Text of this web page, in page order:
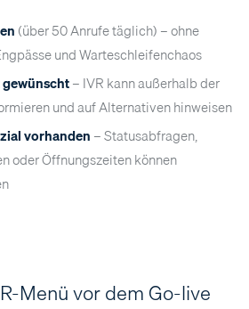
(über 50 Anrufe täglich) – ohne
und Warteschleifenchaos
– IVR kann außerhalb der
und auf Alternativen hinweisen
vorhanden – Statusabfragen,
oder Öffnungszeiten können
Menü vor dem Go-live